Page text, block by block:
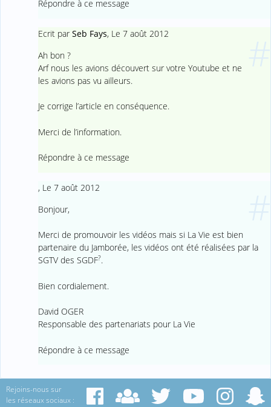
Répondre à ce message
Ecrit par Seb Fays, Le 7 août 2012
Ah bon ?
Arf nous les avions découvert sur votre Youtube et ne
les avions pas vu ailleurs.
Je corrige l’article en conséquence.
Merci de l’information.
Répondre à ce message
, Le 7 août 2012
Bonjour,
Merci de promouvoir les vidéos mais si La Vie est bien
partenaire du Jamborée, les vidéos ont été réalisées par la
SGTV des SGDF?.
Bien cordialement.
David OGER
Responsable des partenariats pour La Vie
Répondre à ce message
Rejoins-nous sur
les réseaux sociaux :